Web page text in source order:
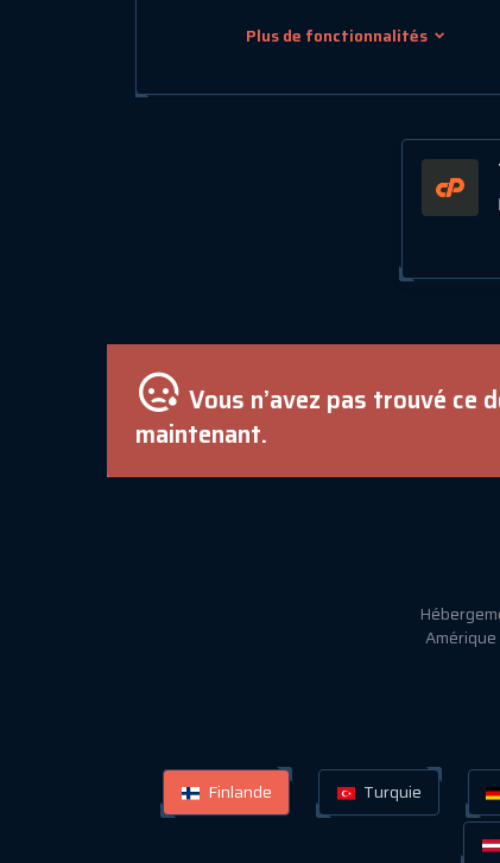
Plus de fonctionnalités
Vous n’avez pas trouvé ce
maintenant.
Finlande Turquie